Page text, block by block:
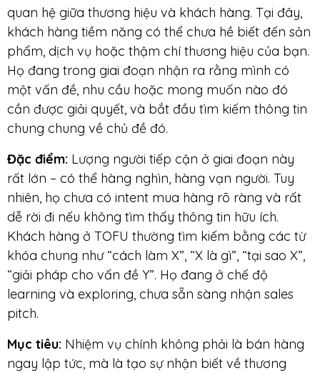
quan hệ giữa thương hiệu và khách hàng. Tại đây,
khách hàng tiềm năng có thể chưa hề biết đến sản
phẩm, dịch vụ hoặc thậm chí thương hiệu của bạn.
Họ đang trong giai đoạn nhận ra rằng mình có
một vấn đề, nhu cầu hoặc mong muốn nào đó
cần được giải quyết, và bắt đầu tìm kiếm thông tin
chung chung về chủ đề đó.
Đặc điểm: Lượng người tiếp cận ở giai đoạn này
rất lớn – có thể hàng nghìn, hàng vạn người. Tuy
nhiên, họ chưa có intent mua hàng rõ ràng và rất
dễ rời đi nếu không tìm thấy thông tin hữu ích.
Khách hàng ở TOFU thường tìm kiếm bằng các từ
khóa chung như “cách làm X”, “X là gì”, “tại sao X”,
“giải pháp cho vấn đề Y”. Họ đang ở chế độ
learning và exploring, chưa sẵn sàng nhận sales
pitch.
Mục tiêu: Nhiệm vụ chính không phải là bán hàng
ngay lập tức, mà là tạo sự nhận biết về thương